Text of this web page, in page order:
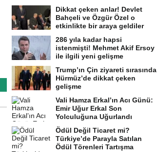
Dikkat çeken anlar! Devlet
Bahçeli ve Özgür Özel o
etkinlikte bir araya geldiler
286 yıla kadar hapsi
istenmişti! Mehmet Akif Ersoy
ile ilgili yeni gelişme
Trump’ın Çin ziyareti sırasında
Hürmüz’de dikkat çeken
gelişme
Vali Hamza Erkal’ın Acı Günü:
Emir Uğur Erkal Son
Yolculuğuna Uğurlandı
Ödül Değil Ticaret mi?
Türkiye’de Parayla Satılan
Ödül Törenleri Tartışma